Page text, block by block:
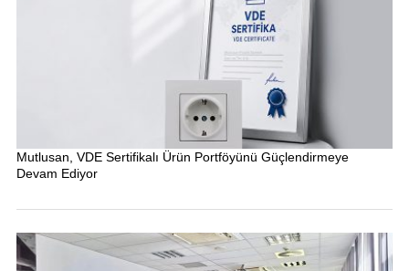
Mutlusan, VDE Sertifikalı Ürün Portföyünü Güçlendirmeye
Devam Ediyor